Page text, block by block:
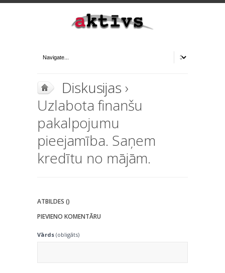
Diskusijas ›
Uzlabota finanšu
pakalpojumu
pieejamība. Saņem
kredītu no mājām.
ATBILDES ()
PIEVIENO KOMENTĀRU
Vārds (obligāts)